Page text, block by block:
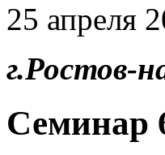
25 апреля
г.Ростов-
Семинар